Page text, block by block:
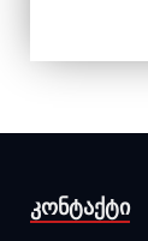
ᲙᲝᲜᲢᲐᲥᲢᲘ